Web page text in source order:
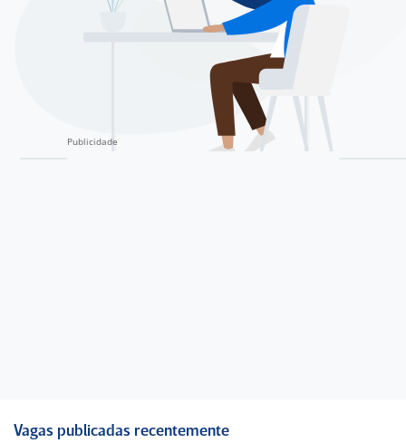
Vagas publicadas recentemente